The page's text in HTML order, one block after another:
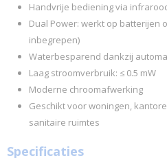
Handvrije bediening via
Dual Power: werkt op batterijen
inbegrepen)
Waterbesparend dankzij
Laag stroomverbruik: ≤ 0.5 mW
Moderne chroomafwerking
Geschikt voor woningen,
sanitaire ruimtes
Specificaties